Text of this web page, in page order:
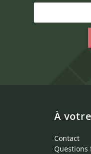
À
Contact
Questions